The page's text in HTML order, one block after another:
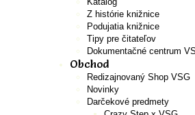
Z histórie knižnice
Podujatia knižnice
Tipy pre čitateľov
Dokumentačné centrum
Obchod
Redizajnovaný Shop VSG
Novinky
Darčekové predmety